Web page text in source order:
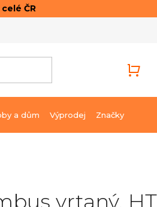
ČR
a dům Výprodej Značky
vrtaný,